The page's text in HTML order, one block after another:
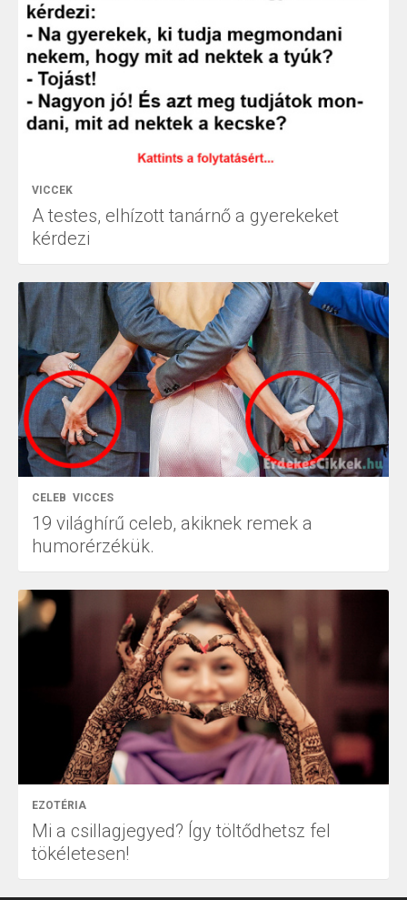
VICCEK
A testes, elhízott tanárnő a gyerekeket
kérdezi
CELEB VICCES
19 világhírű celeb, akiknek remek a
humorérzékük.
EZOTÉRIA
Mi a csillagjegyed? Így töltődhetsz fel
tökéletesen!